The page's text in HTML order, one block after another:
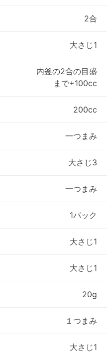
2合
大さじ1
内釜の2合の目盛
まで+100cc
200cc
一つまみ
大さじ3
一つまみ
1パック
大さじ1
大さじ1
20g
１つまみ
大さじ1